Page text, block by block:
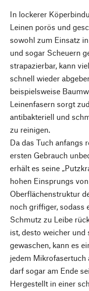
In lockerer
Leinen porös und
sowohl zum Einsatz
und sogar Scheuern
strapazierbar, kann
schnell wieder
beispielsweise
Leinenfasern sorgt
antibakteriell und
zu reinigen.
Da das Tuch anfangs
ersten Gebrauch
erhält es seine
hohen Einsprungs
Oberflächenstruktur
noch griffiger, sodass
Schmutz zu Leibe
ist, desto weicher und
gewaschen, kann es
jedem Mikrofasertuch
darf sogar am Ende
Hergestellt in einer